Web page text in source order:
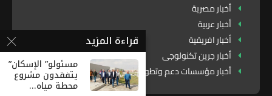
أخبار مصرية
أخبار عربية
أخبار افريقية
أخبار جرين تكنولوجى
أخبار مؤسسات دعم وتطوير
قراءة المزيد
مسئولو” الإسكان”
يتفقدون مشروع
محطة مياه...